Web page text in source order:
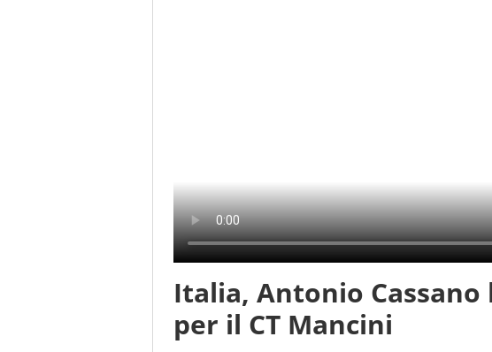
Italia, Antonio
per il CT Mancini